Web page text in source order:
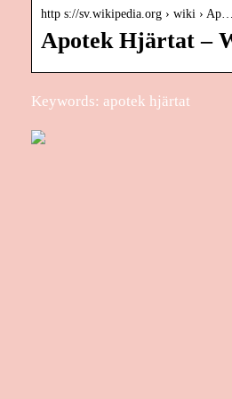
http s://sv.wikipedia.org › wiki › Ap…
Apotek Hjärtat –
Keywords: apotek hjärtat